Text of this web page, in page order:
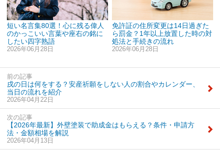
短い名言集80選！心に残る偉人
のかっこいい言葉や座右の銘に
したい四字熟語
2026年06月28日
免許証の住所変更は14日過ぎた
ら罰金？1年以上放置した時の対
処法と手続きの流れ
2026年06月28日
前の記事
戌の日は何をする？安産祈願をしない人の割合やカレンダー、
当日の流れを紹介
2026年04月22日
次の記事
【2026年最新】外壁塗装で助成金はもらえる？条件・申請方
法・金額相場を解説
2026年04月13日